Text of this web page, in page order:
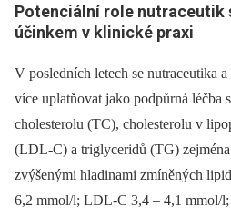
Potenciální role nutraceutik
účinkem v klinické praxi
V posledních letech se nutraceutika
více uplatňovat jako podpůrná léčba
cholesterolu (TC), cholesterolu v
(LDL-C) a triglyceridů (TG) zejména
zvýšenými hladinami zmíněných
6,2 mmol/l; LDL-C 3,4 –⁠ 4,1 mmol/